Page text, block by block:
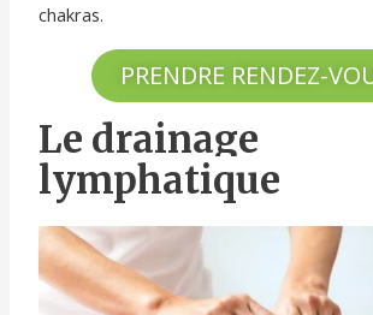
chakras.
PRENDRE RENDEZ-
Le drainage
lymphatique